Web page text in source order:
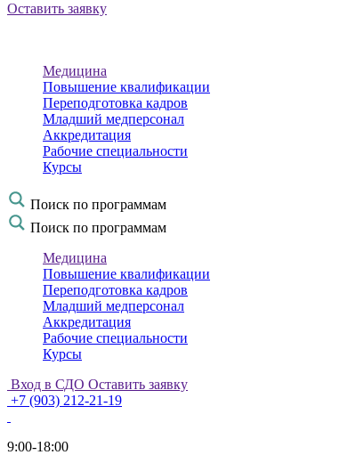
Оставить заявку
Медицина
Повышение квалификации
Переподготовка кадров
Младший медперсонал
Аккредитация
Рабочие специальности
Курсы
Поиск по программам
Поиск по программам
Медицина
Повышение квалификации
Переподготовка кадров
Младший медперсонал
Аккредитация
Рабочие специальности
Курсы
Вход в СДО Оставить заявку
+7 (903) 212-21-19
9:00-18:00